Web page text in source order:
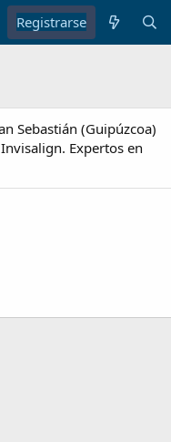
Registrarse
Sebastián (Guipúzcoa)
Expertos en